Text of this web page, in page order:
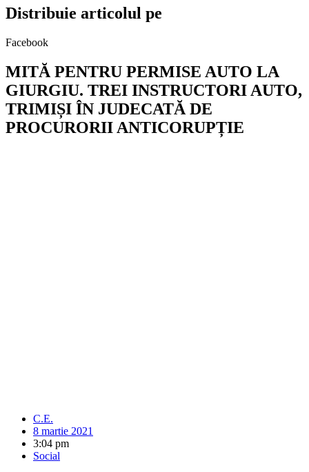
Distribuie articolul pe
Facebook
MITĂ PENTRU PERMISE AUTO LA
GIURGIU. TREI INSTRUCTORI AUTO,
TRIMIȘI ÎN JUDECATĂ DE
PROCURORII ANTICORUPȚIE
C.E.
8 martie 2021
3:04 pm
Social